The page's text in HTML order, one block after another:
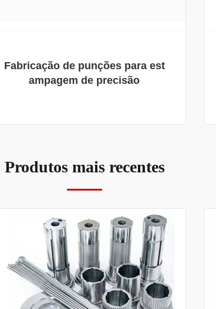
Fabricação de punções para est
ampagem de precisão
Produtos mais recentes